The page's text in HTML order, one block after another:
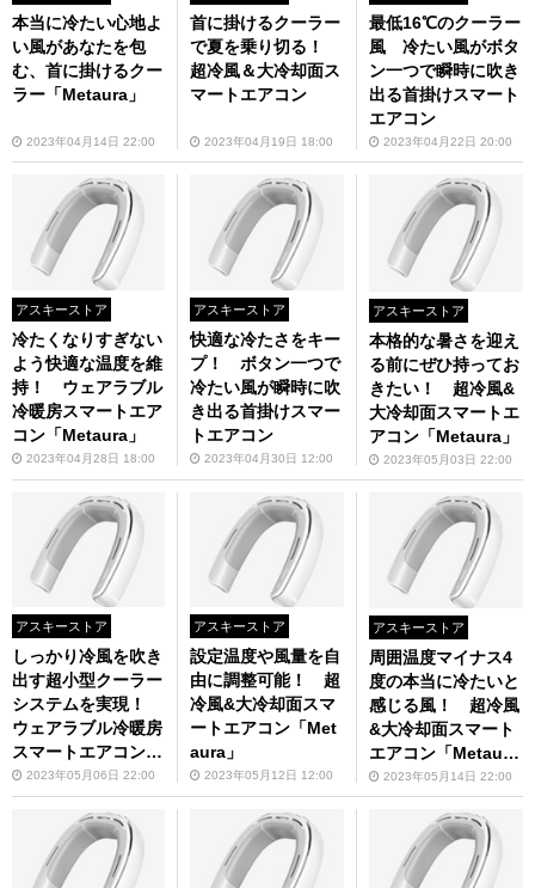
本当に冷たい心地よ
い風があなたを包
む、首に掛けるクー
ラー「Metaura」
2023年04月14日 22:00
首に掛けるクーラー
で夏を乗り切る！
超冷風＆大冷却面ス
マートエアコン
2023年04月19日 18:00
最低16℃のクーラー
風 冷たい風がボタ
ン一つで瞬時に吹き
出る首掛けスマート
エアコン
2023年04月22日 20:00
アスキーストア
冷たくなりすぎない
よう快適な温度を維
持！ ウェアラブル
冷暖房スマートエア
コン「Metaura」
2023年04月28日 18:00
アスキーストア
快適な冷たさをキー
プ！ ボタン一つで
冷たい風が瞬時に吹
き出る首掛けスマー
トエアコン
2023年04月30日 12:00
アスキーストア
本格的な暑さを迎え
る前にぜひ持ってお
きたい！ 超冷風&
大冷却面スマートエ
アコン「Metaura」
2023年05月03日 22:00
アスキーストア
しっかり冷風を吹き
出す超小型クーラー
システムを実現！
ウェアラブル冷暖房
スマートエアコン
「Metaura」
2023年05月06日 22:00
アスキーストア
設定温度や風量を自
由に調整可能！ 超
冷風&大冷却面スマ
ートエアコン「Met
aura」
2023年05月12日 12:00
アスキーストア
周囲温度マイナス4
度の本当に冷たいと
感じる風！ 超冷風
&大冷却面スマート
エアコン「Metaur
a」2023年05月14日 22:00